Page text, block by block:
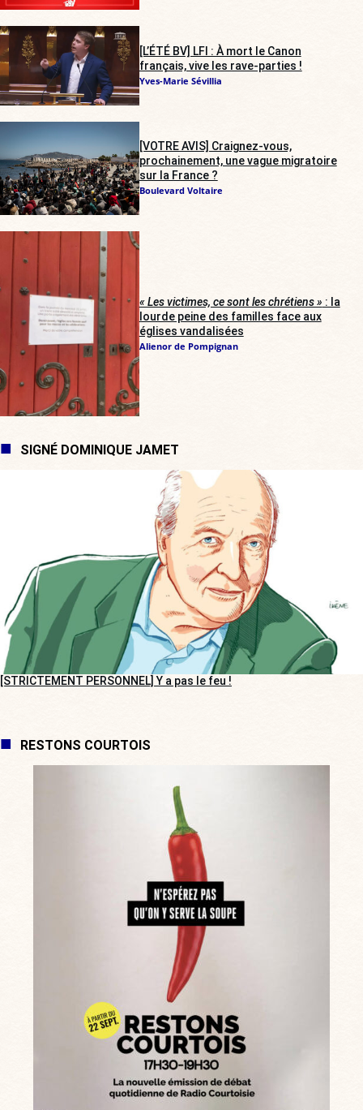
[L’ÉTÉ BV] LFI : À mort le Canon
français, vive les rave-parties !
Yves-Marie Sévillia
[VOTRE AVIS] Craignez-vous,
prochainement, une vague migratoire
sur la France ?
Boulevard Voltaire
« Les victimes, ce sont les chrétiens » : la
lourde peine des familles face aux
églises vandalisées
Alienor de Pompignan
SIGNÉ DOMINIQUE JAMET
[STRICTEMENT PERSONNEL] Y a pas le feu !
RESTONS COURTOIS